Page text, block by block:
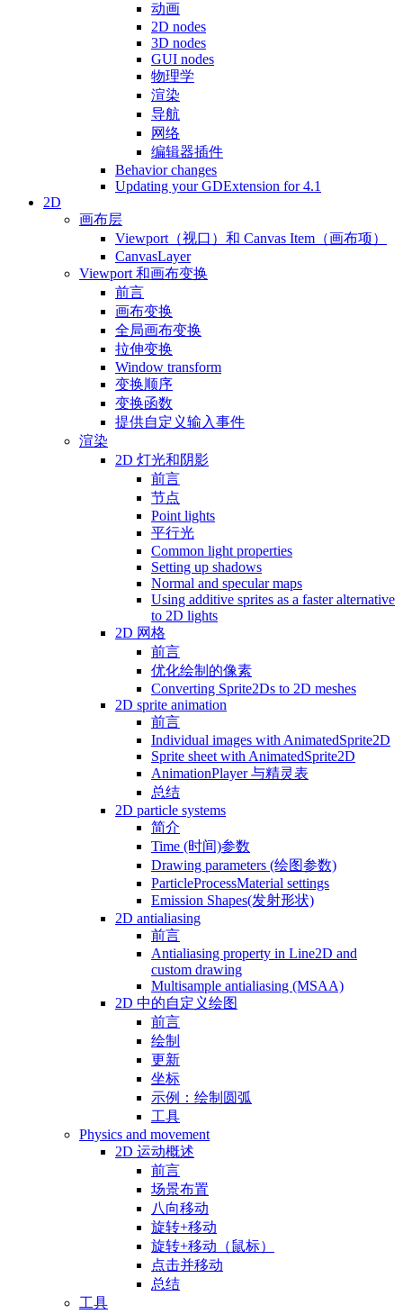
动画
2D nodes
3D nodes
GUI nodes
物理学
渲染
导航
网络
编辑器插件
Behavior changes
Updating your GDExtension for 4.1
2D
画布层
Viewport（视口）和 Canvas Item（画布项）
CanvasLayer
Viewport 和画布变换
前言
画布变换
全局画布变换
拉伸变换
Window transform
变换顺序
变换函数
提供自定义输入事件
渲染
2D 灯光和阴影
前言
节点
Point lights
平行光
Common light properties
Setting up shadows
Normal and specular maps
Using additive sprites as a faster alternative
to 2D lights
2D 网格
前言
优化绘制的像素
Converting Sprite2Ds to 2D meshes
2D sprite animation
前言
Individual images with AnimatedSprite2D
Sprite sheet with AnimatedSprite2D
AnimationPlayer 与精灵表
总结
2D particle systems
简介
Time (时间)参数
Drawing parameters (绘图参数)
ParticleProcessMaterial settings
Emission Shapes(发射形状)
2D antialiasing
前言
Antialiasing property in Line2D and
custom drawing
Multisample antialiasing (MSAA)
2D 中的自定义绘图
前言
绘制
更新
坐标
示例：绘制圆弧
工具
Physics and movement
2D 运动概述
前言
场景布置
八向移动
旋转+移动
旋转+移动（鼠标）
点击并移动
总结
工具